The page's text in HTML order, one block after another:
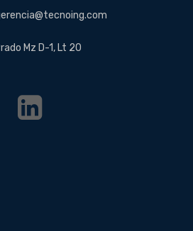
Mz D-1, Lt 20